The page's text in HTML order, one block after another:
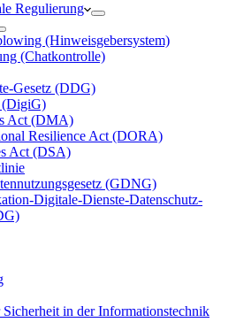
Regulierung
(Hinweisgebersystem)
(Chatkontrolle)
Gesetz (DDG)
(DigiG)
Act (DMA)
Resilience Act (DORA)
Act (DSA)
(GDNG)
Digitale-Dienste-Datenschutz-
in der Informationstechnik